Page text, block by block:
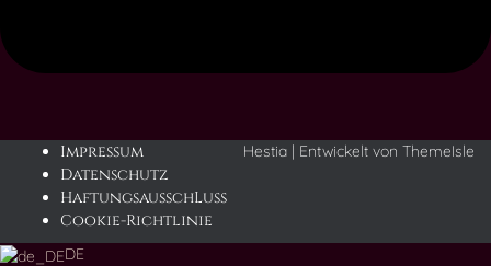
Impressum
Datenschutz
HaftungsausschLuss
Cookie-Richtlinie
Hestia | Entwickelt von ThemeIsle
DE